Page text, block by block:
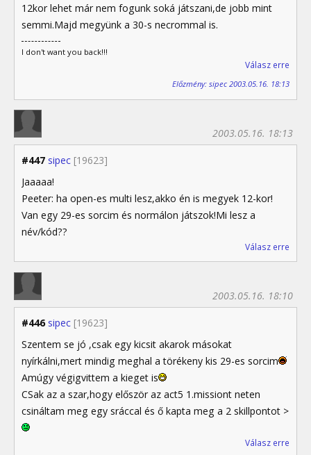
12kor lehet már nem fogunk soká játszani,de jobb mint
semmi.Majd megyünk a 30-s necrommal is.
I don't want you back!!!
Válasz erre
Előzmény: sipec 2003.05.16. 18:13
#447 sipec [19623]
2003.05.16. 18:13
Jaaaaa!
Peeter: ha open-es multi lesz,akko én is megyek 12-kor!
Van egy 29-es sorcim és normálon játszok!Mi lesz a
név/kód??
Válasz erre
#446 sipec [19623]
2003.05.16. 18:10
Szentem se jó ,csak egy kicsit akarok másokat
nyírkálni,mert mindig meghal a törékeny kis 29-es sorcim
Amúgy végigvittem a kieget is
CSak az a szar,hogy először az act5 1.missiont neten
csináltam meg egy sráccal és ő kapta meg a 2 skillpontot >
Válasz erre